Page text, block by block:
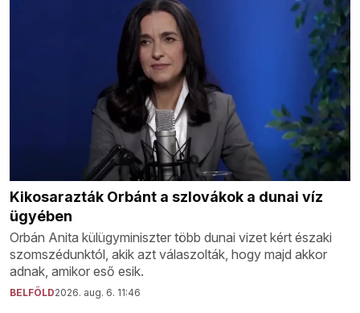
Kikosarazták Orbánt a szlovákok a dunai víz
ügyében
Orbán Anita külügyminiszter több dunai vizet kért északi
szomszédunktól, akik azt válaszolták, hogy majd akkor
adnak, amikor eső esik.
BELFÖLD2026. aug. 6. 11:46